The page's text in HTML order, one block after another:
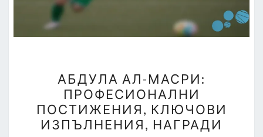
АЛ-
МАСРИ:
ПРОФЕСИОНАЛНИ
ПОСТИЖЕНИЯ,
АБДУЛА АЛ-МАСРИ:
ПРОФЕСИОНАЛНИ
ПОСТИЖЕНИЯ, КЛЮЧОВИ
ИЗПЪЛНЕНИЯ, НАГРАДИ